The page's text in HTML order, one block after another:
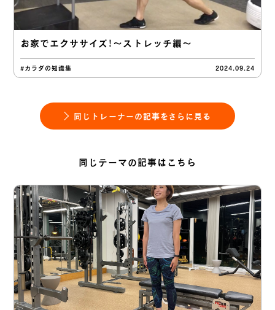
お家でエクササイズ！〜ストレッチ編〜
#カラダの知識集 2024.09.24
同じトレーナーの記事をさらに見る
同じテーマの記事はこちら